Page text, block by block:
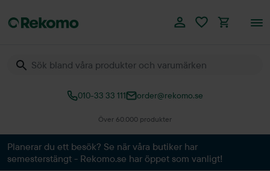
010-33 33 111 order@rekomo.se
Över 60.000 produkter
Planerar du ett besök? Se när våra butiker har
semesterstängt - Rekomo.se har öppet som vanligt!